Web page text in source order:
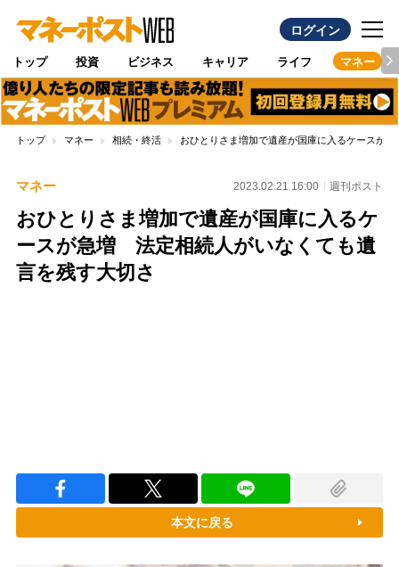
ログイン
トップ 投資 ビジネス キャリア ライフ マネー
トップ マネー 相続・終活 おひとりさま増加で遺産が国庫に入るケースが
マネー 2023.02.21 16:00 週刊ポスト
おひとりさま増加で遺産が国庫に入るケ
ースが急増 法定相続人がいなくても遺
言を残す大切さ
本文に戻る